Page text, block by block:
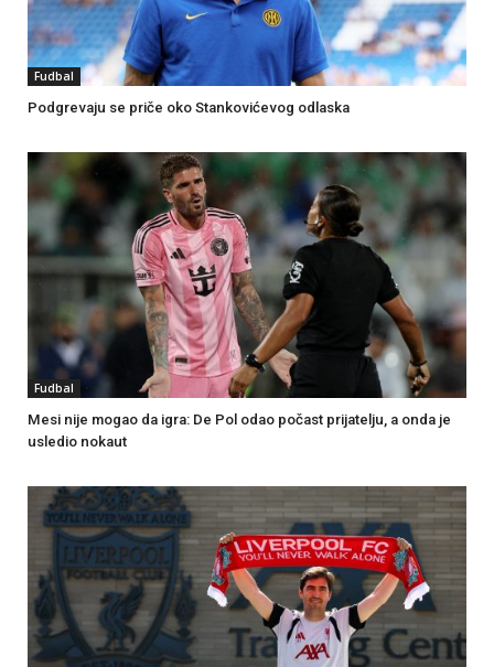
Fudbal
Podgrevaju se priče oko Stankovićevog odlaska
Fudbal
Mesi nije mogao da igra: De Pol odao počast prijatelju, a onda je
usledio nokaut